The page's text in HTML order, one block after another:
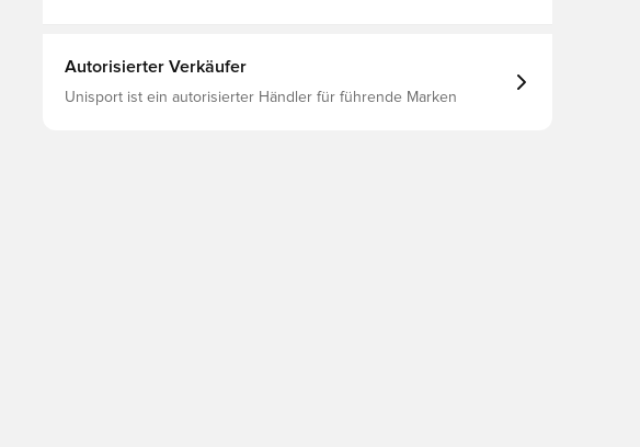
Autorisierter Verkäufer
Unisport ist ein autorisierter Händler für führende Marken